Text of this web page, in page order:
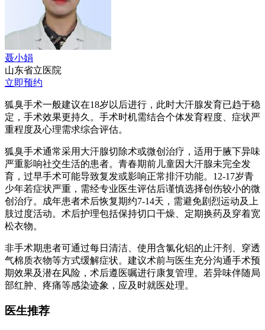
聂小娟
山东省立医院
立即预约
狐臭手术一般建议在18岁以后进行，此时大汗腺发育已趋于稳
定，手术效果更持久。手术时机需结合个体发育程度、症状严
重程度及心理需求综合评估。
狐臭手术通常采用大汗腺切除术或微创治疗，适用于腋下异味
严重影响社交生活的患者。青春期前儿童因大汗腺未完全发
育，过早手术可能导致复发或影响正常排汗功能。12-17岁青
少年若症状严重，需经专业医生评估后谨慎选择创伤较小的微
创治疗。成年患者术后恢复期约7-14天，需避免剧烈运动及上
肢过度活动。术后护理包括保持切口干燥、定期换药及穿着宽
松衣物。
非手术期患者可通过每日清洁、使用含氯化铝的止汗剂、穿透
气棉质衣物等方式缓解症状。建议术前与医生充分沟通手术预
期效果及潜在风险，术后遵医嘱进行康复管理。若异味伴随局
部红肿、疼痛等感染迹象，应及时就医处理。
医生推荐